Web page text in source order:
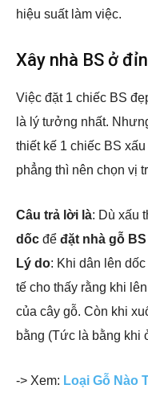
hiệu suất làm việc.
Xây nhà BS ở
Việc đặt 1 chiếc BS
là lý tưởng nhất.
thiết kế 1 chiếc BS
phẳng thì nên chọn vị
Câu trả lời là: Dù xấu
dốc để đặt nhà gỗ BS
Lý do: Khi dân lên
tế cho thấy rằng khi
của cây gỗ. Còn khi
bằng (Tức là bằng khi
-> Xem: Loại Gỗ Nào